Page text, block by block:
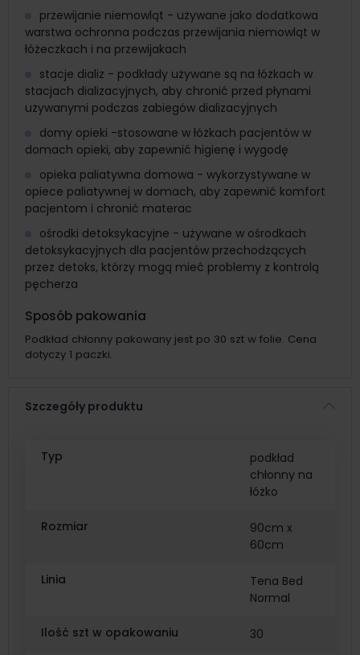
przewijanie niemowląt - używane jako dodatkowa
warstwa ochronna podczas przewijania niemowląt w
łóżeczkach i na przewijakach
stacje dializ - podkłady używane są na łóżkach w
stacjach dializacyjnych, aby chronić przed płynami
używanymi podczas zabiegów dializacyjnych
domy opieki -stosowane w łóżkach pacjentów w
domach opieki, aby zapewnić higienę i wygodę
opieka paliatywna domowa - wykorzystywane w
opiece paliatywnej w domach, aby zapewnić komfort
pacjentom i chronić materac
ośrodki detoksykacyjne - używane w ośrodkach
detoksykacyjnych dla pacjentów przechodzących
przez detoks, którzy mogą mieć problemy z kontrolą
pęcherza
Sposób pakowania
Podkład chłonny pakowany jest po 30 szt w folie. Cena
dotyczy 1 paczki.
Szczegóły produktu
Typ
podkład
chłonny na
łóżko
Rozmiar
90cm x
60cm
Linia
Tena Bed
Normal
Ilość szt w opakowaniu 30